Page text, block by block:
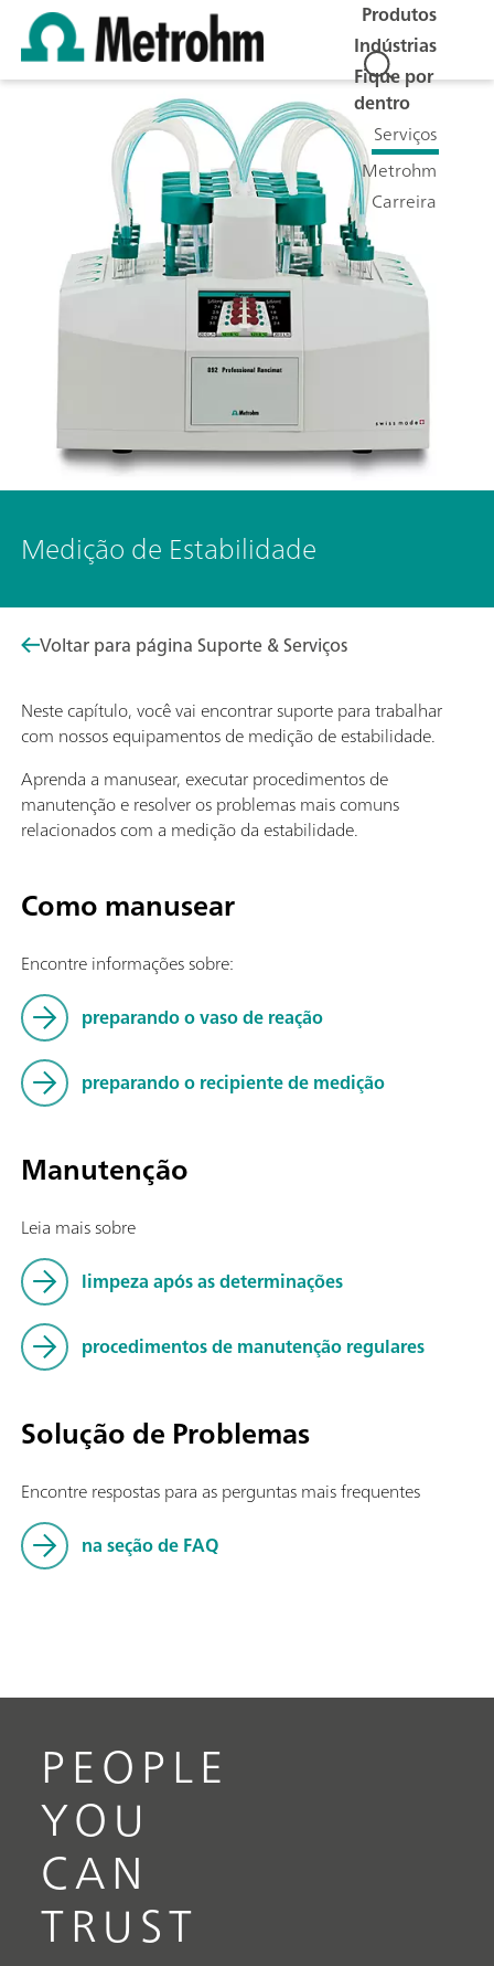
Produtos
Indústrias
Fique por
dentro
Serviços
Metrohm
Carreira
Medição de Estabilidade
Voltar para página Suporte & Serviços
Neste capítulo, você vai encontrar suporte para trabalhar
com nossos equipamentos de medição de estabilidade.
Aprenda a manusear, executar procedimentos de
manutenção e resolver os problemas mais comuns
relacionados com a medição da estabilidade.
Como manusear
Encontre informações sobre:
preparando o vaso de reação
preparando o recipiente de medição
Manutenção
Leia mais sobre
limpeza após as determinações
procedimentos de manutenção regulares
Solução de Problemas
Encontre respostas para as perguntas mais frequentes
na seção de FAQ
PEOPLE
YOU
CAN
TRUST